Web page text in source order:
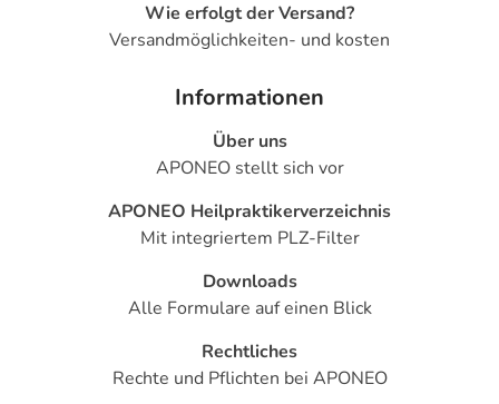
Wie erfolgt der Versand?
Versandmöglichkeiten- und kosten
Informationen
Über uns
APONEO stellt sich vor
APONEO Heilpraktikerverzeichnis
Mit integriertem PLZ-Filter
Downloads
Alle Formulare auf einen Blick
Rechtliches
Rechte und Pflichten bei APONEO